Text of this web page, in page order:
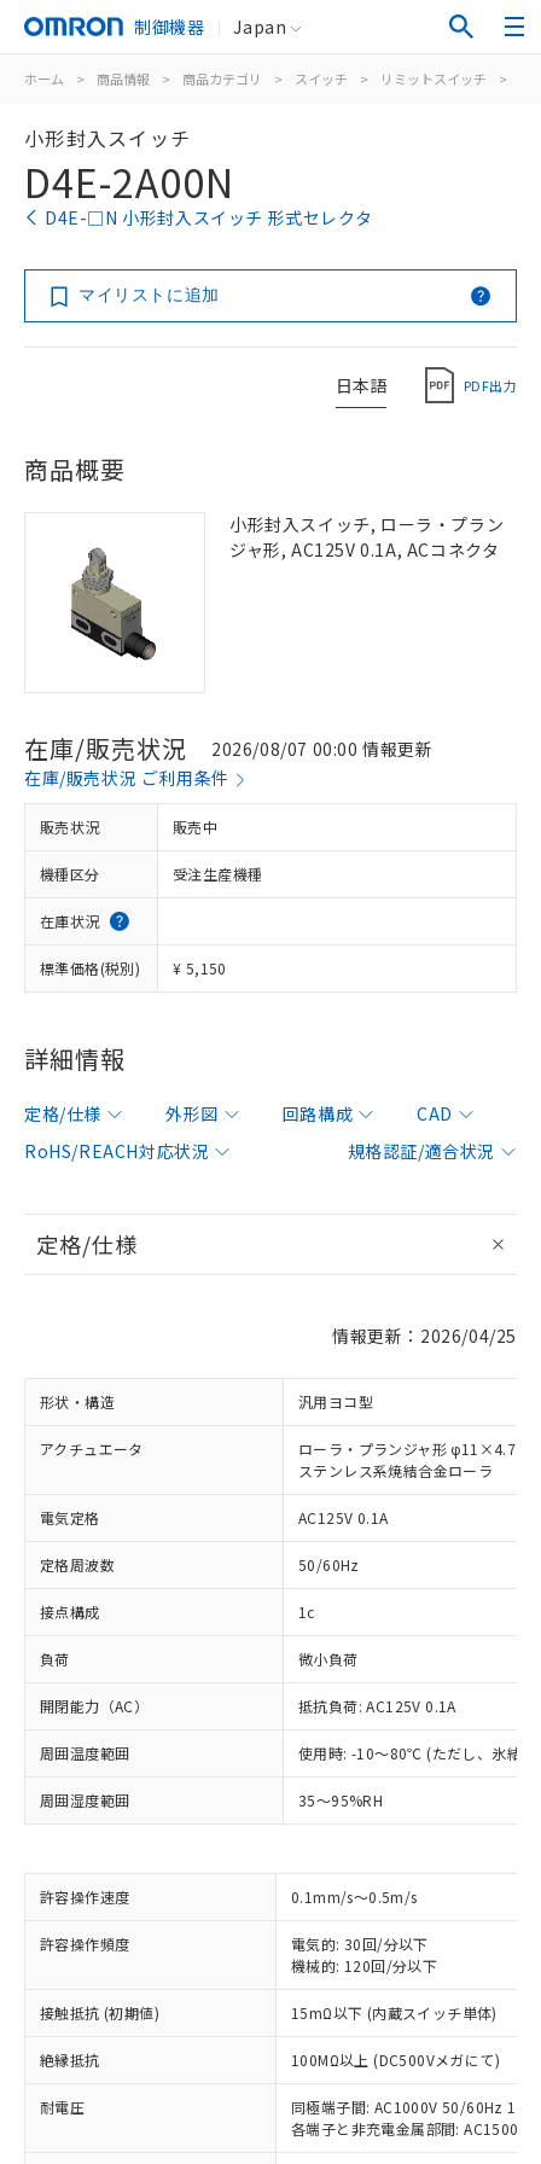
制御機器 Japan
ホーム > 商品情報 > 商品カテゴリ > スイッチ > リミットスイッチ >
小形封入スイッチ
D4E-2A00N
D4E-□N 小形封入スイッチ 形式セレクタ
マイリストに追加
日本語 PDF出力
商品概要
小形封入スイッチ, ローラ・プラン
ジャ形, AC125V 0.1A, ACコネクタ
在庫/販売状況
2026/08/07 00:00 情報更新
在庫/販売状況 ご利用条件
販売状況 販売中
機種区分 受注生産機種
在庫状況
標準価格(税別) ¥ 5,150
詳細情報
定格/仕様 外形図 回路構成
CAD
RoHS/REACH対応状況
規格認証/適合状況
定格/仕様
情報更新：2026/04/25
形状・構造 汎用ヨコ型
アクチュエータ
ローラ・プランジャ形 φ11×4.7
ステンレス系焼結合金ローラ
電気定格 AC125V 0.1A
定格周波数 50/60Hz
接点構成 1c
負荷 微小負荷
開閉能力（AC） 抵抗負荷: AC125V 0.1A
周囲温度範囲 使用時: -10～80℃ (ただし、氷結し
周囲湿度範囲 35～95%RH
許容操作速度 0.1mm/s～0.5m/s
許容操作頻度
電気的: 30回/分以下
機械的: 120回/分以下
接触抵抗 (初期値) 15mΩ以下 (内蔵スイッチ単体)
絶縁抵抗 100MΩ以上 (DC500Vメガにて)
耐電圧
同極端子間: AC1000V 50/60Hz
各端子と非充電金属部間: AC1500V
対応済み：EU RoHS指令（10物質）の
非含有に対応した製品が提供可能な商品で
す。
対応予定：EU RoHS指令（10物質）の非含
有に対応した製品に切り替える予定のある